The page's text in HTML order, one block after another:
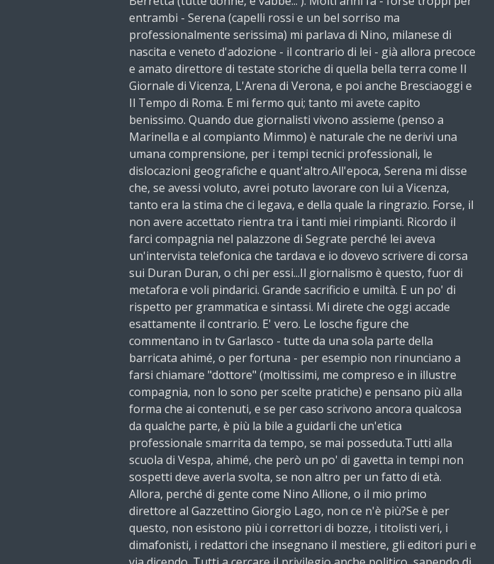
entrambi - Serena (capelli rossi e un bel sorriso ma
professionalmente serissima) mi parlava di Nino, milanese di
nascita e veneto d'adozione - il contrario di lei - già allora precoce
e amato direttore di testate storiche di quella bella terra come Il
Giornale di Vicenza, L'Arena di Verona, e poi anche Bresciaoggi e
Il Tempo di Roma. E mi fermo qui; tanto mi avete capito
benissimo. Quando due giornalisti vivono assieme (penso a
Marinella e al compianto Mimmo) è naturale che ne derivi una
umana comprensione, per i tempi tecnici professionali, le
dislocazioni geografiche e quant'altro.All'epoca, Serena mi disse
che, se avessi voluto, avrei potuto lavorare con lui a Vicenza,
tanto era la stima che ci legava, e della quale la ringrazio. Forse, il
non avere accettato rientra tra i tanti miei rimpianti. Ricordo il
farci compagnia nel palazzone di Segrate perché lei aveva
un'intervista telefonica che tardava e io dovevo scrivere di corsa
sui Duran Duran, o chi per essi...Il giornalismo è questo, fuor di
metafora e voli pindarici. Grande sacrificio e umiltà. E un po' di
rispetto per grammatica e sintassi. Mi direte che oggi accade
esattamente il contrario. E' vero. Le losche figure che
commentano in tv Garlasco - tutte da una sola parte della
barricata ahimé, o per fortuna - per esempio non rinunciano a
farsi chiamare "dottore" (moltissimi, me compreso e in illustre
compagnia, non lo sono per scelte pratiche) e pensano più alla
forma che ai contenuti, e se per caso scrivono ancora qualcosa
da qualche parte, è più la bile a guidarli che un'etica
professionale smarrita da tempo, se mai posseduta.Tutti alla
scuola di Vespa, ahimé, che però un po' di gavetta in tempi non
sospetti deve averla svolta, se non altro per un fatto di età.
Allora, perché di gente come Nino Allione, o il mio primo
direttore al Gazzettino Giorgio Lago, non ce n'è più?Se è per
questo, non esistono più i correttori di bozze, i titolisti veri, i
dimafonisti, i redattori che insegnano il mestiere, gli editori puri e